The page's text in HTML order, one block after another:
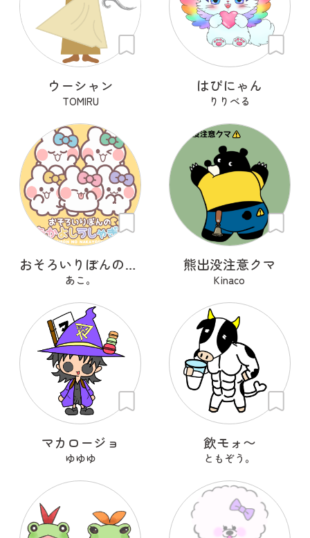
ウーシャン
TOMIRU
はぴにゃん
りりべる
おそろいりぼんのなかよしうしゃぎ!!
あこ。
熊出没注意クマ
Kinaco
マカロージョ
ゆゆゆ
飲モォ〜
ともぞう。